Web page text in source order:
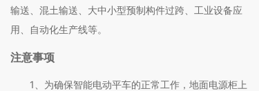
输送、混土输送、大中小型预制构件过跨、工业设备应
用、自动化生产线等。
注意事项
1、为确保智能电动平车的正常工作，地面电源柜上